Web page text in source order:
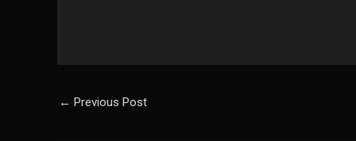
← Previous Post